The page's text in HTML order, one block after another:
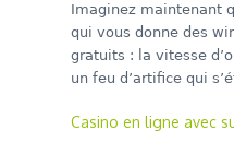
Imaginez maintenant
qui vous donne des
gratuits : la vitesse
un feu d’artifice qui
Casino en ligne avec